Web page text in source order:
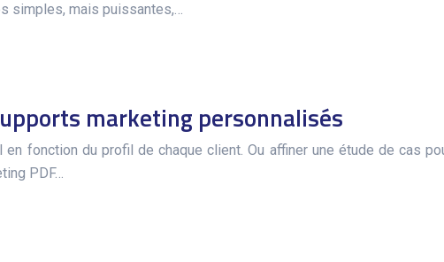
simples, mais puissantes,…
marketing personnalisés
fonction du profil de chaque client. Ou affiner une étude de cas
PDF…